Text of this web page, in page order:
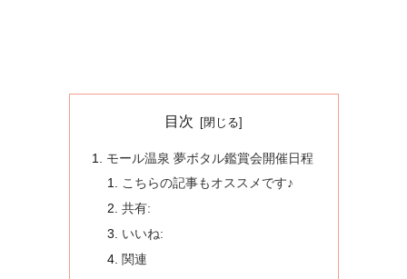
目次
モール温泉 夢ボタル鑑賞会開催日程
こちらの記事もオススメです♪
共有:
いいね:
関連